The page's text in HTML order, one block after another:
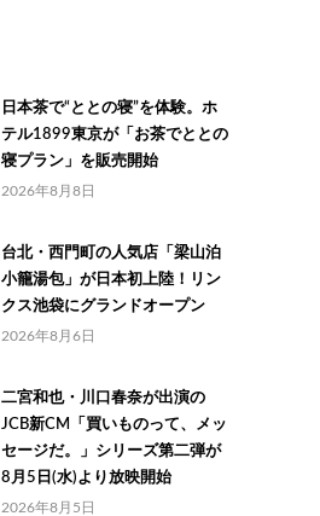
日本茶で“ととの寝”を体験。ホ
テル1899東京が「お茶でととの
寝プラン」を販売開始
2026年8月8日
台北・西門町の人気店「梁山泊
小籠湯包」が日本初上陸！リン
クス池袋にグランドオープン
2026年8月6日
二宮和也・川口春奈が出演の
JCB新CM「買いものって、メッ
セージだ。」シリーズ第二弾が
8月5日(水)より放映開始
2026年8月5日